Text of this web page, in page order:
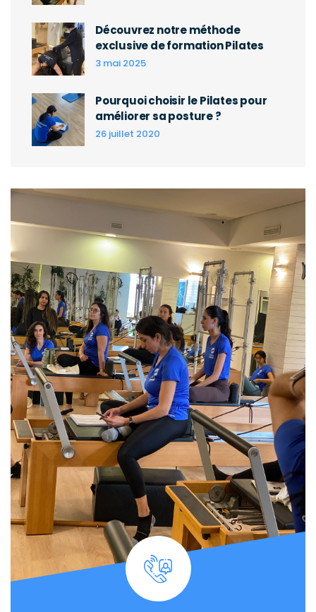
Découvrez notre méthode
exclusive de formation Pilates
3 mai 2025
Pourquoi choisir le Pilates pour
améliorer sa posture ?
26 juillet 2020